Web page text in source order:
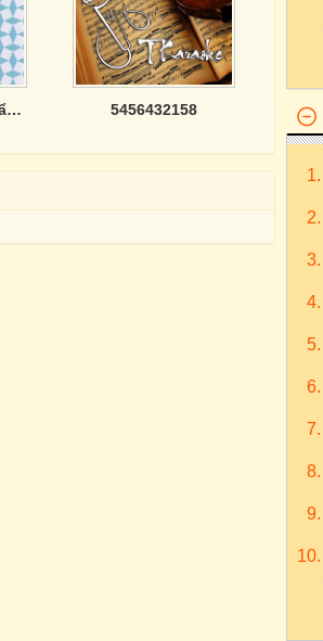
Làng Văn Tuyệt Phẩm (Tape) 5456432158